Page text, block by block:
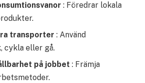
: Föredrar lokala
transporter : Använd
cykla eller gå.
på jobbet : Främja